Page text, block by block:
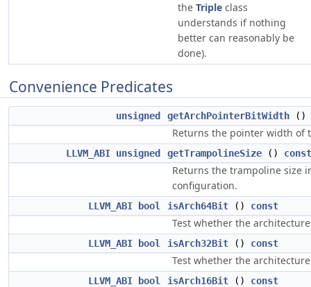
the Triple class
understands if nothing
better can reasonably be
done).
Convenience Predicates
unsigned getArchPointerBitWidth ()
Returns the pointer width of
LLVM_ABI unsigned getTrampolineSize () const
Returns the trampoline size
configuration.
LLVM_ABI bool isArch64Bit () const
Test whether the
LLVM_ABI bool isArch32Bit () const
Test whether the
LLVM_ABI bool isArch16Bit () const